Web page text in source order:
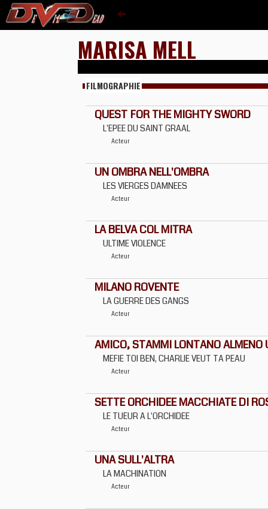
MARISA MELL
FILMOGRAPHIE
QUEST FOR THE MIGHTY SWORD
L'EPEE DU SAINT GRAAL
Acteur
UN OMBRA NELL'OMBRA
LES VIERGES DAMNEES
Acteur
LA BELVA COL MITRA
ULTIME VIOLENCE
Acteur
MILANO ROVENTE
LA GUERRE DES GANGS
Acteur
AMICO, STAMMI LONTANO ALMENO
MEFIE TOI BEN, CHARLIE VEUT TA PEAU
Acteur
SETTE ORCHIDEE MACCHIATE DI
LE TUEUR A L'ORCHIDEE
Acteur
UNA SULL'ALTRA
LA MACHINATION
Acteur